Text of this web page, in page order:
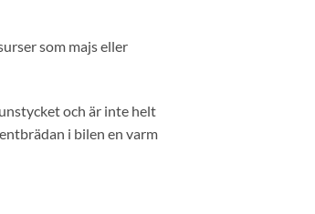
som majs eller
och är inte helt
i bilen en varm